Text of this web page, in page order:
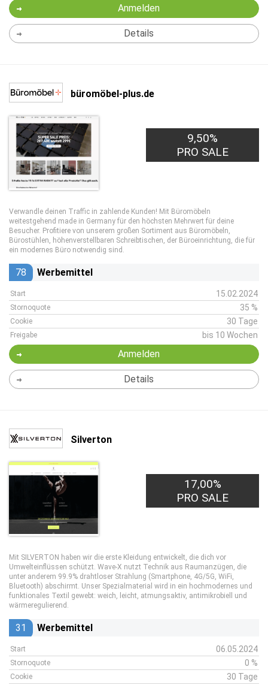
Anmelden
Details
büromöbel-plus.de
9,50%
PRO SALE
Verwandle deinen Traffic in zahlende Kunden! Mit Büromöbeln
weitestgehend made in Germany für den höchsten Mehrwert für deine
Besucher. Profitiere von unserem großen Sortiment aus Büromöbeln,
Bürostühlen, höhenverstellbaren Schreibtischen, der Büroeinrichtung, die für
ein modernes Büro notwendig sind.
78 Werbemittel
Start 15.02.2024
Stornoquote 35 %
Cookie 30 Tage
Freigabe bis 10 Wochen
Anmelden
Details
Silverton
17,00%
PRO SALE
Mit SILVERTON haben wir die erste Kleidung entwickelt, die dich vor
Umwelteinflüssen schützt. Wave-X nutzt Technik aus Raumanzügen, die
unter anderem 99.9% drahtloser Strahlung (Smartphone, 4G/5G, WiFi,
Bluetooth) abschirmt. Unser Spezialmaterial wird in ein hochmodernes und
funktionales Textil gewebt: weich, leicht, atmungsaktiv, antimikrobiell und
wärmeregulierend.
31 Werbemittel
Start 06.05.2024
Stornoquote 0 %
Cookie 30 Tage